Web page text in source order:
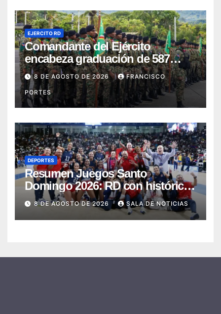
EJERCITO RD
Comandante del Ejército
encabeza graduación de 587
nuevos conscriptos en el
Campamento Militar “16 de
Agosto”
8 DE AGOSTO DE 2026 FRANCISCO
PORTES
DEPORTES
Resumen Juegos Santo
Domingo 2026: RD con histórica
jornada obtiene 145 medallas y el
cuarto lugar
8 DE AGOSTO DE 2026 SALA DE NOTICIAS